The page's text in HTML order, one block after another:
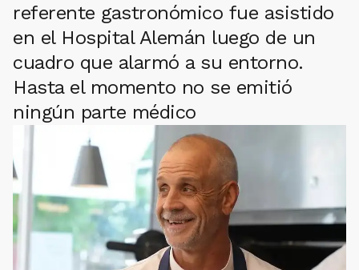
referente gastronómico fue asistido
en el Hospital Alemán luego de un
cuadro que alarmó a su entorno.
Hasta el momento no se emitió
ningún parte médico